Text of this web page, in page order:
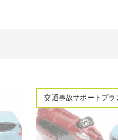
交通事故サポートプラ